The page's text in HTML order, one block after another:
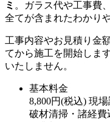
ミ 。ガラス代や工事費
全てが含まれたわかり
工事内容やお見積り金
てから施工を開始しま
いたしません。
基本料金
8,800円(税込) 現場
破材清掃・諸経費